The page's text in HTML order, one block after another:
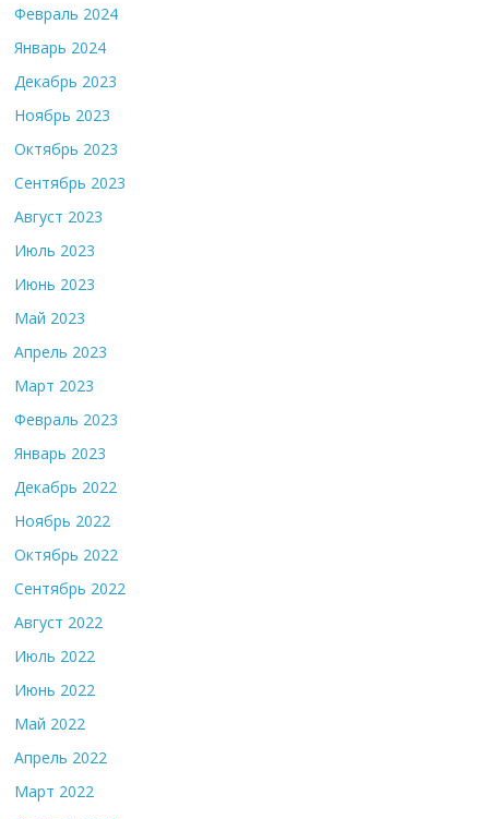
Февраль 2024
Январь 2024
Декабрь 2023
Ноябрь 2023
Октябрь 2023
Сентябрь 2023
Август 2023
Июль 2023
Июнь 2023
Май 2023
Апрель 2023
Март 2023
Февраль 2023
Январь 2023
Декабрь 2022
Ноябрь 2022
Октябрь 2022
Сентябрь 2022
Август 2022
Июль 2022
Июнь 2022
Май 2022
Апрель 2022
Март 2022